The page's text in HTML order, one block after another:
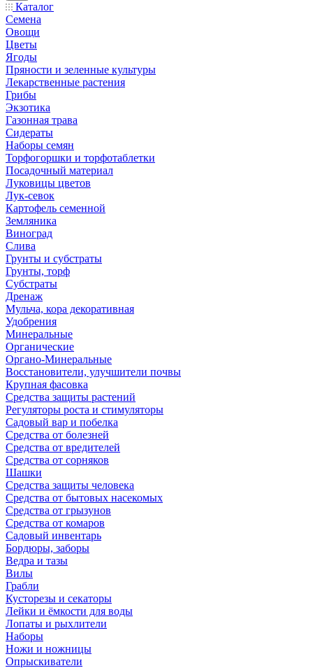
Каталог
Семена
Овощи
Цветы
Ягоды
Пряности и зеленные культуры
Лекарственные растения
Грибы
Экзотика
Газонная трава
Сидераты
Наборы семян
Торфогоршки и торфотаблетки
Посадочный материал
Луковицы цветов
Лук-севок
Картофель семенной
Земляника
Виноград
Слива
Грунты и субстраты
Грунты, торф
Субстраты
Дренаж
Мульча, кора декоративная
Удобрения
Минеральные
Органические
Органо-Минеральные
Восстановители, улучшители почвы
Крупная фасовка
Средства защиты растений
Регуляторы роста и стимуляторы
Садовый вар и побелка
Средства от болезней
Средства от вредителей
Средства от сорняков
Шашки
Средства защиты человека
Средства от бытовых насекомых
Средства от грызунов
Средства от комаров
Садовый инвентарь
Бордюры, заборы
Ведра и тазы
Вилы
Грабли
Кусторезы и секаторы
Лейки и ёмкости для воды
Лопаты и рыхлители
Наборы
Ножи и ножницы
Опрыскиватели